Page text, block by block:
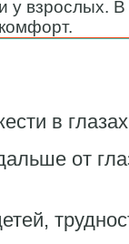
у взрослых.
в глазах
от